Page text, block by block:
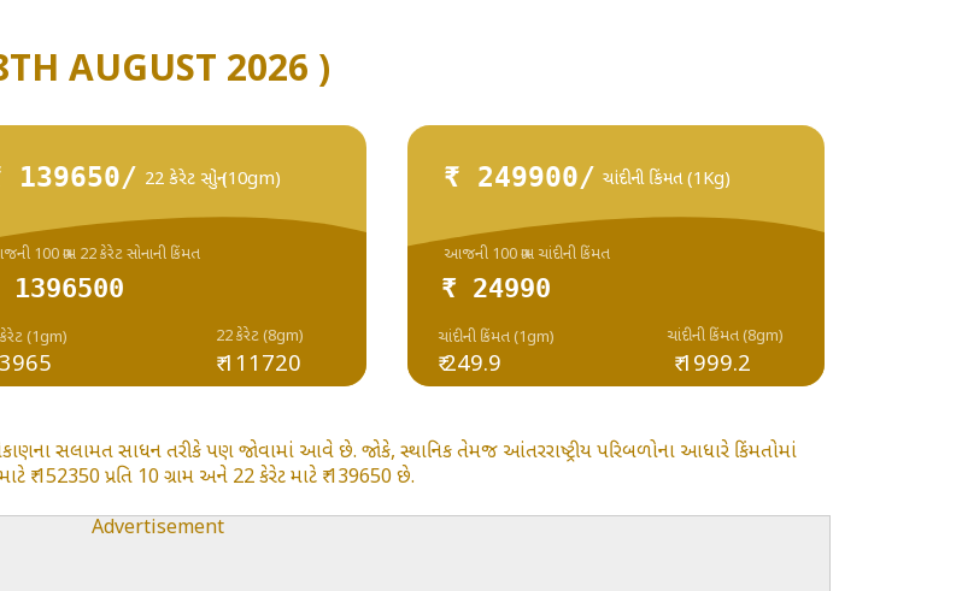
AUGUST 2026 )
139650/ 22 કેરેટ સોનું (10gm)
1396500
(1gm) 22 કેરેટ (8gm)
100 ગ્રામ 22 કેરેટ સોનાની કિંમત
₹ 111720
₹ 249900/ ચાંદીની કિંમત (1Kg)
₹ 24990
₹ 249.9
ચાંદીની કિંમત (1gm) ચાંદીની કિંમત (8gm)
આજની 100 ગ્રામ ચાંદીની કિંમત
₹ 1999.2
સલામત સાધન તરીકે પણ જોવામાં આવે છે. જોકે, સ્થાનિક તેમજ આંતરરાષ્ટ્રીય પરિબળોના આધારે કિંમતોમાં
152350 પ્રતિ 10 ગ્રામ અને 22 કેરેટ માટે ₹ 139650 છે.
Advertisement